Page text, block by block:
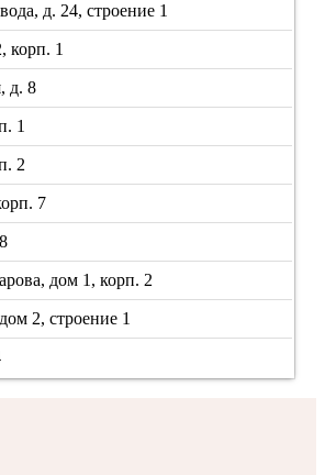
д. 24, строение 1
корп. 1
д. 8
1
2
7
дом 1, корп. 2
2, строение 1